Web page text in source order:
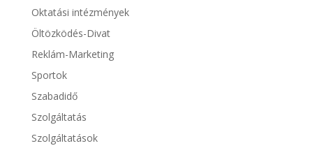
Oktatási intézmények
Öltözködés-Divat
Reklám-Marketing
Sportok
Szabadidő
Szolgáltatás
Szolgáltatások